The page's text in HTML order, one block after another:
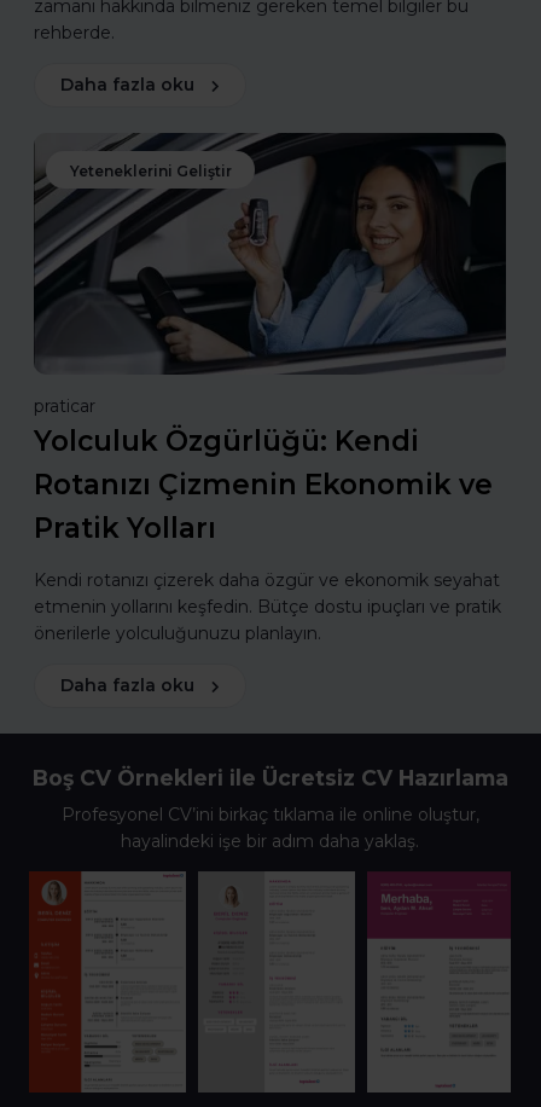
zamanı hakkında bilmeniz gereken temel bilgiler bu
rehberde.
Daha fazla oku
Yeteneklerini Geliştir
praticar
Yolculuk Özgürlüğü: Kendi
Rotanızı Çizmenin Ekonomik ve
Pratik Yolları
Kendi rotanızı çizerek daha özgür ve ekonomik seyahat
etmenin yollarını keşfedin. Bütçe dostu ipuçları ve pratik
önerilerle yolculuğunuzu planlayın.
Daha fazla oku
Boş CV Örnekleri ile Ücretsiz CV Hazırlama
Profesyonel CV’ini birkaç tıklama ile online oluştur,
hayalindeki işe bir adım daha yaklaş.